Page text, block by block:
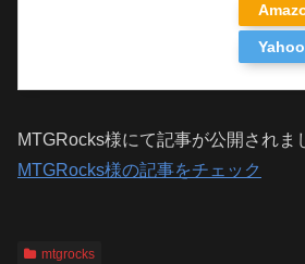
MTGRocks様にて記事が公開されま
MTGRocks様の記事をチェック
mtgrocks